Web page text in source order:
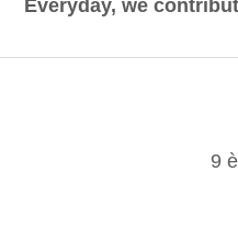
Everyday, we
9